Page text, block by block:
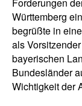
Württemberg
begrüßte in
als
bayerischen
Bundesländer
Wichtigkeit der